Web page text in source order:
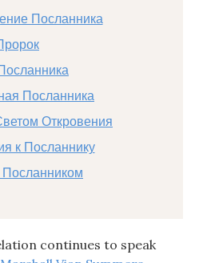
Посланника
Посланника
Откровения
к Посланнику
Посланником
continues to speak